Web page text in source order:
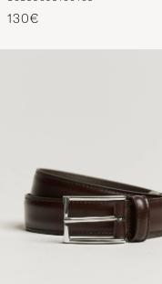
130€